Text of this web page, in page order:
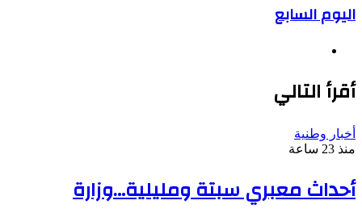
اليوم السابع
أقرأ التالي
أخبار وطنية
منذ 23 ساعة
أحداث معبري سبتة ومليلية…وزارة